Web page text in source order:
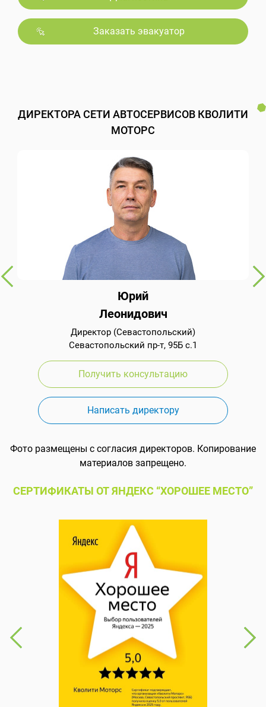
Заказать эвакуатор
ДИРЕКТОРА СЕТИ АВТОСЕРВИСОВ КВОЛИТИ
МОТОРС
Юрий
Леонидович
Директор (Севастопольский)
Севастопольский пр-т, 95Б с.1
Получить консультацию
Написать директору
Фото размещены с согласия директоров. Копирование
материалов запрещено.
СЕРТИФИКАТЫ ОТ ЯНДЕКС “ХОРОШЕЕ МЕСТО”